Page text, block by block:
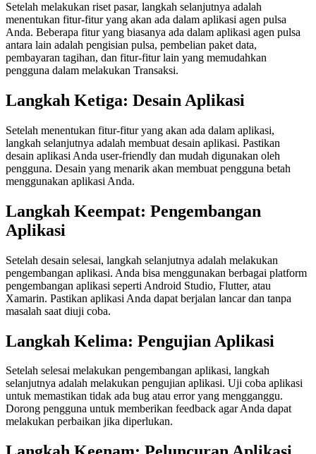
Setelah melakukan riset pasar, langkah selanjutnya adalah
menentukan fitur-fitur yang akan ada dalam aplikasi agen pulsa
Anda. Beberapa fitur yang biasanya ada dalam aplikasi agen pulsa
antara lain adalah pengisian pulsa, pembelian paket data,
pembayaran tagihan, dan fitur-fitur lain yang memudahkan
pengguna dalam melakukan Transaksi.
Langkah Ketiga: Desain Aplikasi
Setelah menentukan fitur-fitur yang akan ada dalam aplikasi,
langkah selanjutnya adalah membuat desain aplikasi. Pastikan
desain aplikasi Anda user-friendly dan mudah digunakan oleh
pengguna. Desain yang menarik akan membuat pengguna betah
menggunakan aplikasi Anda.
Langkah Keempat: Pengembangan
Aplikasi
Setelah desain selesai, langkah selanjutnya adalah melakukan
pengembangan aplikasi. Anda bisa menggunakan berbagai platform
pengembangan aplikasi seperti Android Studio, Flutter, atau
Xamarin. Pastikan aplikasi Anda dapat berjalan lancar dan tanpa
masalah saat diuji coba.
Langkah Kelima: Pengujian Aplikasi
Setelah selesai melakukan pengembangan aplikasi, langkah
selanjutnya adalah melakukan pengujian aplikasi. Uji coba aplikasi
untuk memastikan tidak ada bug atau error yang mengganggu.
Dorong pengguna untuk memberikan feedback agar Anda dapat
melakukan perbaikan jika diperlukan.